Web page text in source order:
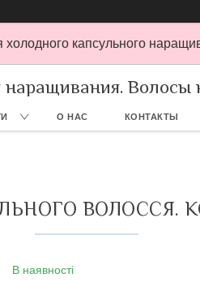
капсульного
Волосы
О НАС КОНТАКТЫ
ВОЛОССЯ.
В наявності